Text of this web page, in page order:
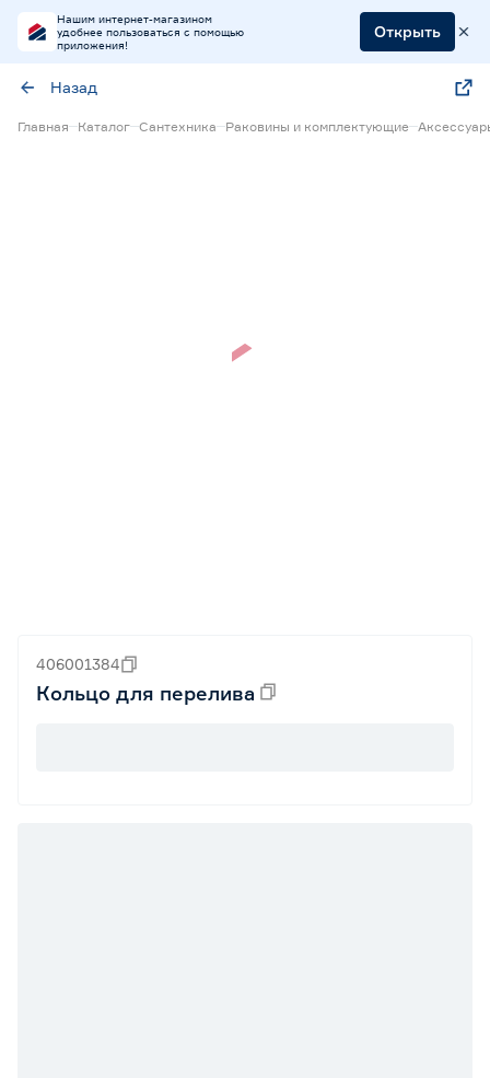
Нашим интернет-магазином
удобнее пользоваться с помощью
приложения!
Открыть
Назад
Главная Каталог Сантехника Раковины и комплектующие
406001384
Кольцо для перелива